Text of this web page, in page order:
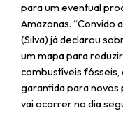
para um eventual
Amazonas. “Convido
(Silva) já declarou
um mapa para
combustíveis
garantida para
vai ocorrer no dia